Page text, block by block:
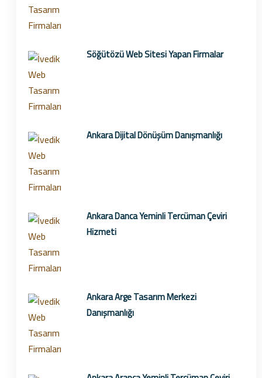
Söğütözü Web Sitesi Yapan Firmalar
Ankara Dijital Dönüşüm Danışmanlığı
Ankara Danca Yeminli Tercüman Çeviri
Hizmeti
Ankara Arge Tasarım Merkezi
Danışmanlığı